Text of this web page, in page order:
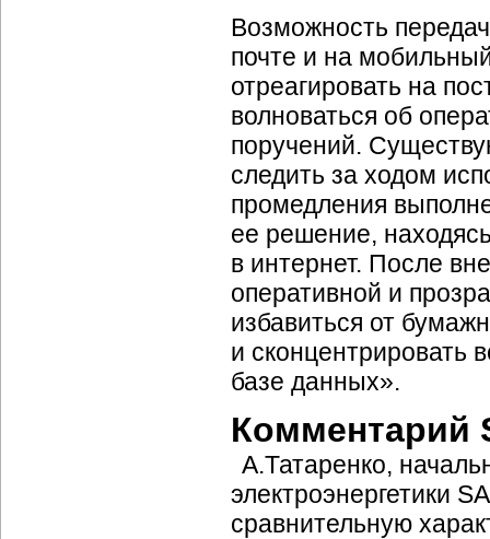
Возможность
почте и на
отреагировать на
волноваться об
поручений.
следить за ходом
промедления
ее решение,
в интернет. После
оперативной и
избавиться от
и сконцентрировать
базе данных».
Комментарий
А.Татаренко,
электроэнергетики
сравнительную